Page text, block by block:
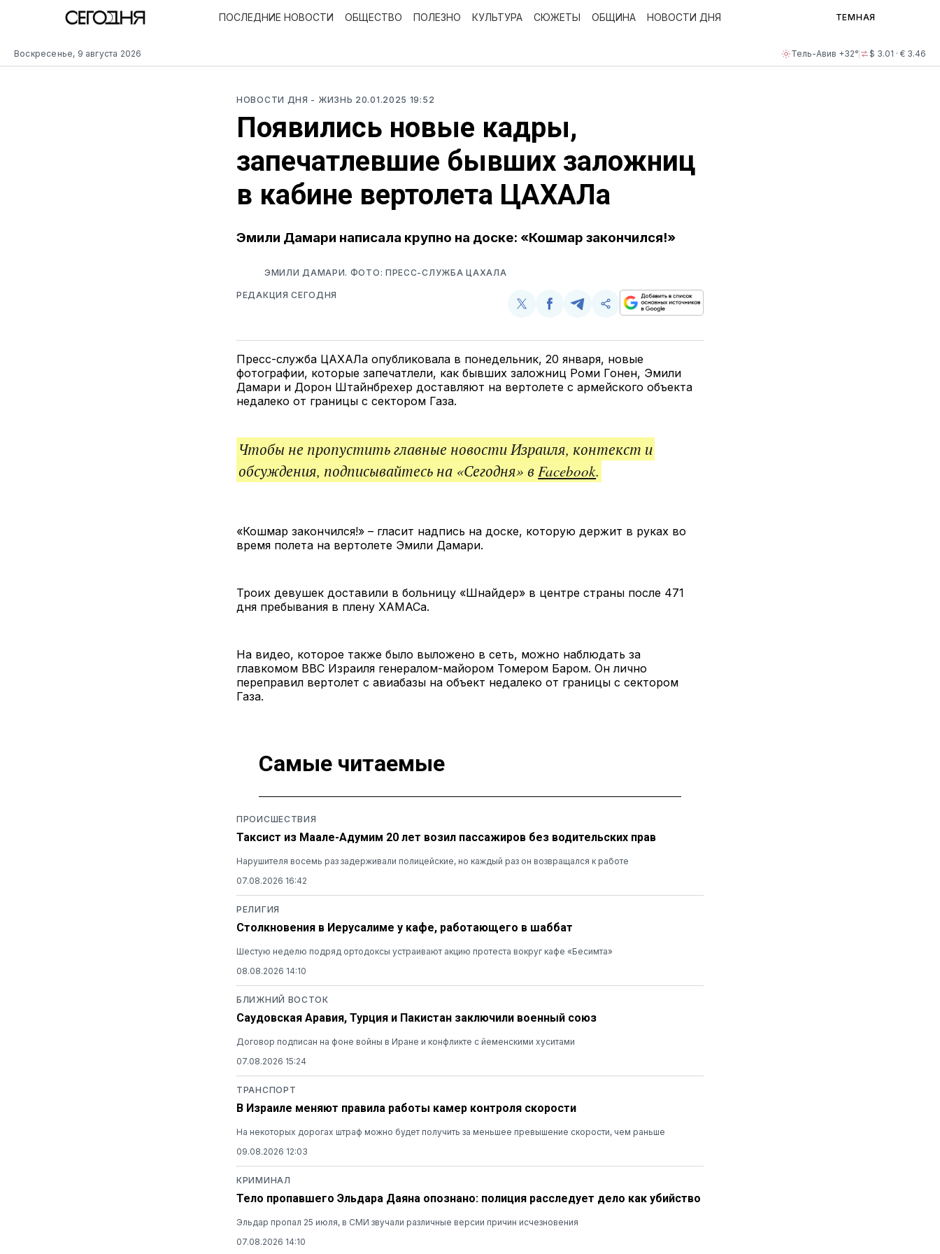
Воскресенье, 9 августа 2026 Тель-Авив +32° $ 3.01 · € 3.46
ПОСЛЕДНИЕ НОВОСТИ ОБЩЕСТВО ПОЛЕЗНО КУЛЬТУРА СЮЖЕТЫ ОБЩИНА НОВОСТИ ДНЯ ТЕМНАЯ
НОВОСТИ ДНЯ - ЖИЗНЬ 20.01.2025 19:52
Появились новые кадры,
запечатлевшие бывших заложниц
в кабине вертолета ЦАХАЛа
Эмили Дамари написала крупно на доске: «Кошмар закончился!»
ЭМИЛИ ДАМАРИ. ФОТО: ПРЕСС-СЛУЖБА ЦАХАЛА
РЕДАКЦИЯ СЕГОДНЯ
Поделиться
Twitter
Поделиться
Facebook
Поделиться
Telegram
Скопируйте
поделитесь
Пресс-служба ЦАХАЛа опубликовала в понедельник, 20 января, новые
фотографии, которые запечатлели, как бывших заложниц Роми Гонен, Эмили
Дамари и Дорон Штайнбрехер доставляют на вертолете с армейского объекта
недалеко от границы с сектором Газа.
Чтобы не пропустить главные новости Израиля, контекст и
обсуждения, подписывайтесь на «Сегодня» вFacebook.
«Кошмар закончился!» – гласит надпись на доске, которую держит в руках во
время полета на вертолете Эмили Дамари.
Троих девушек доставили в больницу «Шнайдер» в центре страны после 471
дня пребывания в плену ХАМАСа.
На видео, которое также было выложено в сеть, можно наблюдать за
главкомом ВВС Израиля генералом-майором Томером Баром. Он лично
переправил вертолет с авиабазы ​​на объект недалеко от границы с сектором
Газа.
Самые читаемые
ПРОИСШЕСТВИЯ
Таксист из Маале-Адумим 20 лет возил пассажиров без водительских прав
Нарушителя восемь раз задерживали полицейские, но каждый раз он возвращался к работе
07.08.2026 16:42
РЕЛИГИЯ
Столкновения в Иерусалиме у кафе, работающего в шаббат
Шестую неделю подряд ортодоксы устраивают акцию протеста вокруг кафе «Бесимта»
08.08.2026 14:10
БЛИЖНИЙ ВОСТОК
Саудовская Аравия, Турция и Пакистан заключили военный союз
Договор подписан на фоне войны в Иране и конфликте с йеменскими хуситами
07.08.2026 15:24
ТРАНСПОРТ
В Израиле меняют правила работы камер контроля скорости
На некоторых дорогах штраф можно будет получить за меньшее превышение скорости, чем раньше
09.08.2026 12:03
КРИМИНАЛ
Тело пропавшего Эльдара Даяна опознано: полиция расследует дело как убийство
Эльдар пропал 25 июля, в СМИ звучали различные версии причин исчезновения
07.08.2026 14:10